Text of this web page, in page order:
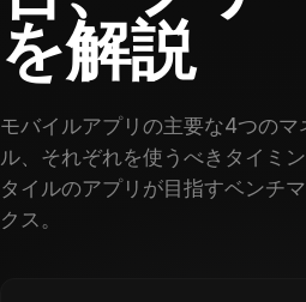
を解説
モバイルアプリの主要な4つの
ル、それぞれを使うべきタイミ
タイルのアプリが目指すベンチ
クス。